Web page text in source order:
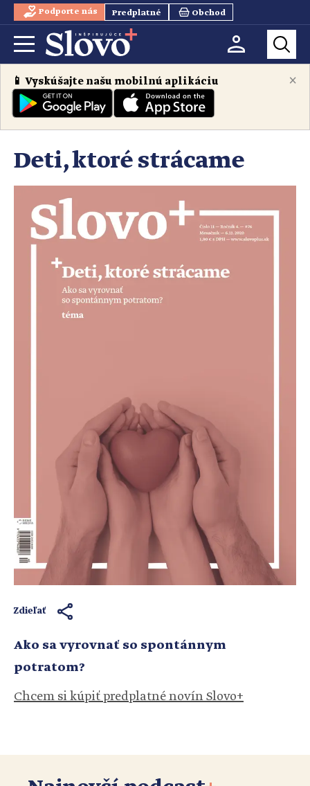
Podporte nás Predplatné Obchod
×
📱 Vyskúšajte našu mobilnú aplikáciu
Deti, ktoré strácame
Zdieľať
Ako sa vyrovnať so spontánnym
potratom?
Chcem si kúpiť predplatné novín Slovo+